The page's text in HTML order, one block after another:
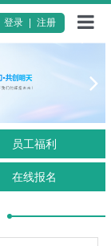
特
科
科
登录 | 注册
员工福利
在线报名